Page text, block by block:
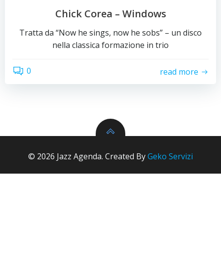
Chick Corea – Windows
Tratta da “Now he sings, now he sobs” – un disco
nella classica formazione in trio
0 read more
© 2026 Jazz Agenda. Created ByGeko Servizi